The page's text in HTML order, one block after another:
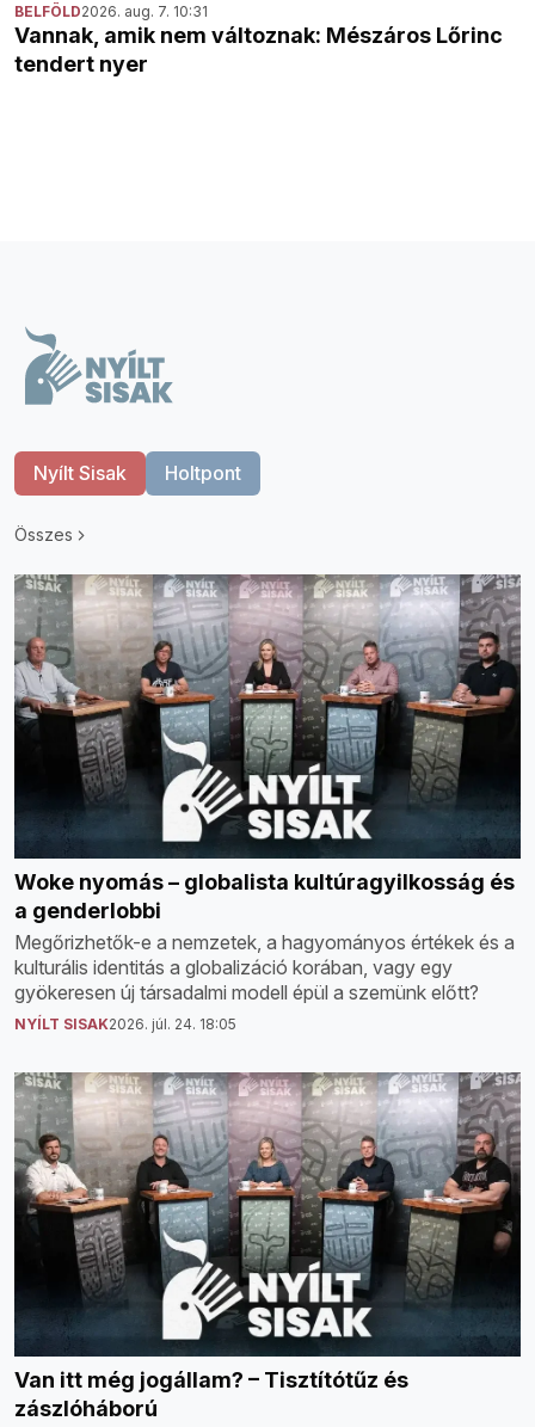
BELFÖLD2026. aug. 7. 10:31
Vannak, amik nem változnak: Mészáros Lőrinc
tendert nyer
Nyílt Sisak Holtpont
Összes
Woke nyomás – globalista kultúragyilkosság és
a genderlobbi
Megőrizhetők-e a nemzetek, a hagyományos értékek és a
kulturális identitás a globalizáció korában, vagy egy
gyökeresen új társadalmi modell épül a szemünk előtt?
NYÍLT SISAK2026. júl. 24. 18:05
Van itt még jogállam? – Tisztítótűz és
zászlóháború